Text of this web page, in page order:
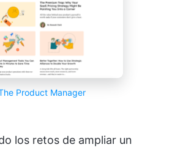
Product Manager
los retos de ampliar un